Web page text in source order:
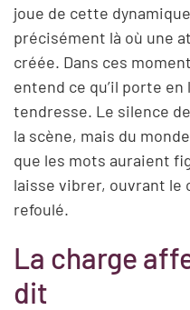
joue de cette
précisément là où une
créée. Dans ces
entend ce qu’il porte
tendresse. Le silence
la scène, mais du
que les mots auraient
laisse vibrer, ouvrant le
refoulé.
La charge
dit